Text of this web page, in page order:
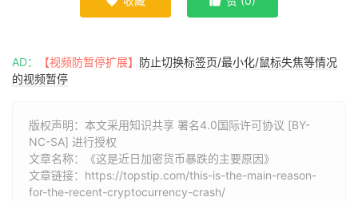
AD： 【视频防暂停扩展】 防止切换标签页/最小化/鼠标失焦等情况
的视频暂停
版权声明：本文采用知识共享 署名4.0国际许可协议 [BY-
NC-SA] 进行授权
文章名称：《这是近日加密货币暴跌的主要原因》
文章链接： https://topstip.com/this-is-the-main-reason-
for-the-recent-cryptocurrency-crash/